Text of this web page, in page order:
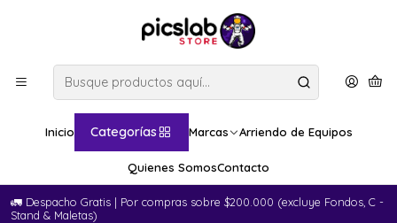
Inicio Categorías Marcas Arriendo de Equipos
Quienes SomosContacto
🚛​ Despacho Gratis | Por compras sobre $200.000 (excluye Fondos, C -
Stand & Maletas)